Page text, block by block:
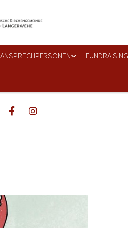
ANSPRECHPERSONEN FUNDRAISING